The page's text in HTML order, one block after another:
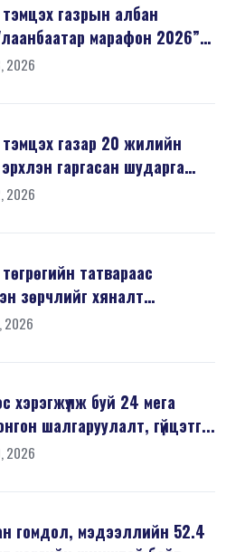
газрын албан
марафон 2026”-
2026
газар 20 жилийн
гаргасан шударга
2026
татвараас
зөрчлийг хяналт
...
2026
хэрэгжүүлж буй 24 мега
шалгаруулалт, гүйцэтг...
2026
гомдол, мэдээллийн 52.4